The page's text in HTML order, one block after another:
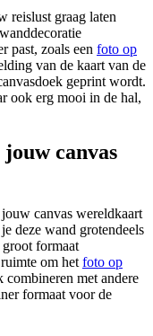
reislust graag laten
past, zoals een foto op
van de kaart van de
geprint wordt.
ook erg mooi in de hal,
canvas
canvas wereldkaart
deze wand grotendeels
formaat
om hetfoto op
met andere
formaat voor de